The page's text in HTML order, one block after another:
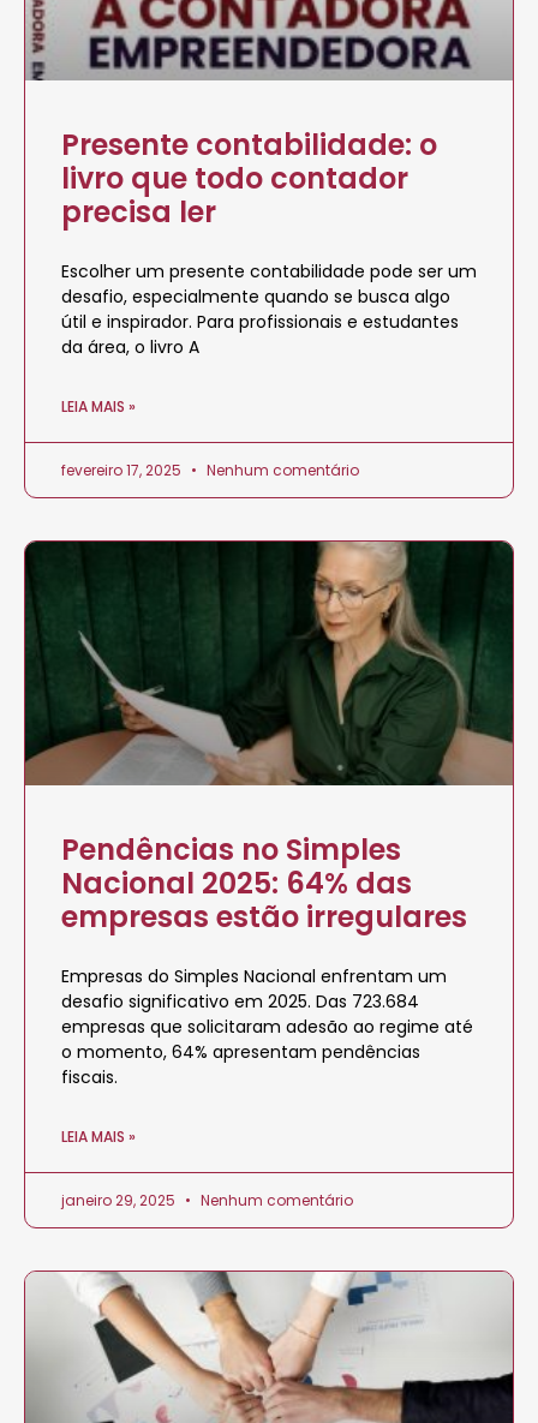
Presente contabilidade: o
livro que todo contador
precisa ler
Escolher um presente contabilidade pode ser um
desafio, especialmente quando se busca algo
útil e inspirador. Para profissionais e estudantes
da área, o livro A
LEIA MAIS »
fevereiro 17, 2025 Nenhum comentário
Pendências no Simples
Nacional 2025: 64% das
empresas estão irregulares
Empresas do Simples Nacional enfrentam um
desafio significativo em 2025. Das 723.684
empresas que solicitaram adesão ao regime até
o momento, 64% apresentam pendências
fiscais.
LEIA MAIS »
janeiro 29, 2025 Nenhum comentário